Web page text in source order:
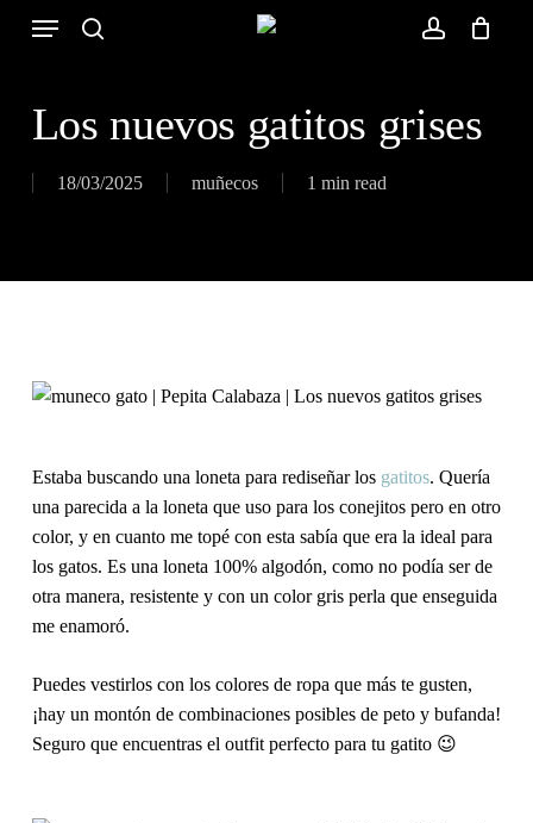
Menu
Los nuevos gatitos grises
18/03/2025 muñecos 1 min read
Estaba buscando una loneta para rediseñar los gatitos. Quería
una parecida a la loneta que uso para los conejitos pero en otro
color, y en cuanto me topé con esta sabía que era la ideal para
los gatos. Es una loneta 100% algodón, como no podía ser de
otra manera, resistente y con un color gris perla que enseguida
me enamoró.
Puedes vestirlos con los colores de ropa que más te gusten,
¡hay un montón de combinaciones posibles de peto y bufanda!
Seguro que encuentras el outfit perfecto para tu gatito 😉